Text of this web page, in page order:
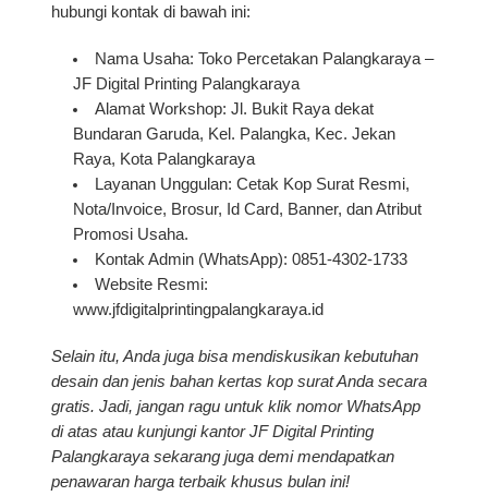
hubungi kontak di bawah ini:
Nama Usaha: Toko Percetakan Palangkaraya –
JF Digital Printing Palangkaraya
Alamat Workshop: Jl. Bukit Raya dekat
Bundaran Garuda, Kel. Palangka, Kec. Jekan
Raya, Kota Palangkaraya
Layanan Unggulan: Cetak Kop Surat Resmi,
Nota/Invoice, Brosur, Id Card, Banner, dan Atribut
Promosi Usaha.
Kontak Admin (WhatsApp): 0851-4302-1733
Website Resmi:
www.jfdigitalprintingpalangkaraya.id
Selain itu, Anda juga bisa mendiskusikan kebutuhan
desain dan jenis bahan kertas kop surat Anda secara
gratis. Jadi, jangan ragu untuk klik nomor WhatsApp
di atas atau kunjungi kantor JF Digital Printing
Palangkaraya sekarang juga demi mendapatkan
penawaran harga terbaik khusus bulan ini!